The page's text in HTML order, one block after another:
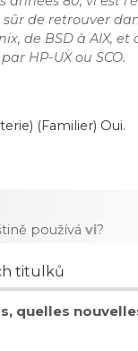
sûr de retrouver
de BSD à AIX, et
HP-UX ou SCO.
(Familier) Oui.
používá vi?
titulků
quelles